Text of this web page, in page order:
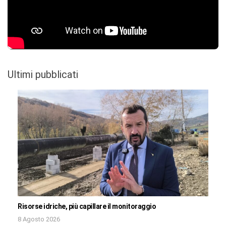
Ultimi pubblicati
Risorse idriche, più capillare il monitoraggio
8 Agosto 2026